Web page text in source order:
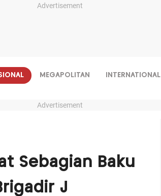
Advertisement
MEGAPOLITAN INTERNATIONAL
Advertisement
Sebagian Baku
J